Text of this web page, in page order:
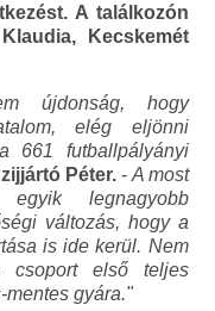
A találkozón
Kecskemét
újdonság, hogy
elég eljönni
661 futballpályányi
Péter.- A most
legnagyobb
változás, hogy a
is ide kerül. Nem
csoport első teljes
mentes gyára."